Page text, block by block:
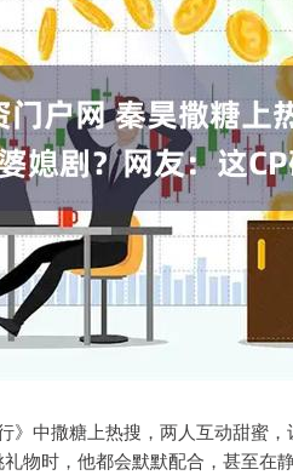
》中撒糖上热搜，两人互动甜蜜
物时，他都会默默配合，甚至在